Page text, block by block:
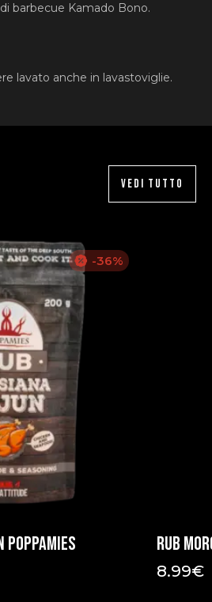
barbecue Kamado Bono.
lavato anche in lavastoviglie.
VEDI TUTTO
-36%
Poppamies Rub
8.99€